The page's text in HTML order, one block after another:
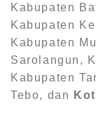
Kabupaten
Kabupaten
Kabupaten
Sarolangun,
Kabupaten
Tebo, dan